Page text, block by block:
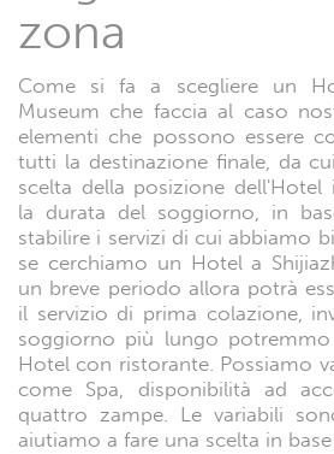
zona
Come si fa a scegliere un
Museum che faccia al caso
elementi che possono essere
tutti la destinazione finale, da
scelta della posizione dell'Hotel
la durata del soggiorno, in
stabilire i servizi di cui abbiamo
se cerchiamo un Hotel a
un breve periodo allora potrà
il servizio di prima colazione,
soggiorno più lungo potremmo
Hotel con ristorante. Possiamo
come Spa, disponibilità ad
quattro zampe. Le variabili
aiutiamo a fare una scelta in